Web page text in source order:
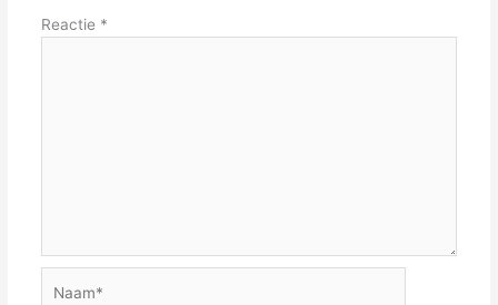
Reactie *